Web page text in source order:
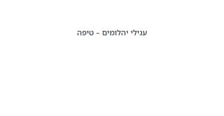
עגילי יהלומים – טיפה